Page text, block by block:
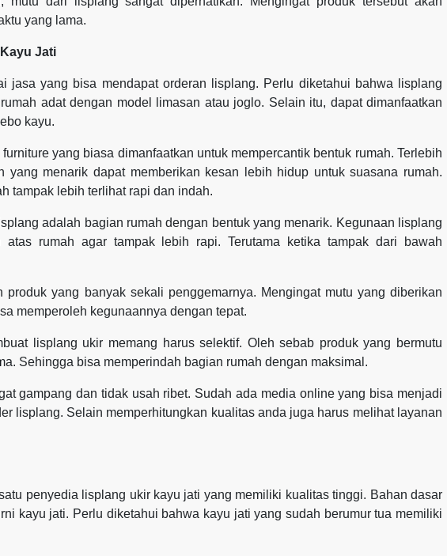
yang lama.
Jati
jasa yang bisa mendapat orderan lisplang. Perlu diketahui bahwa lisplang
adat dengan model limasan atau joglo. Selain itu, dapat dimanfaatkan
kayu.
yang biasa dimanfaatkan untuk mempercantik bentuk rumah. Terlebih
yang menarik dapat memberikan kesan lebih hidup untuk suasana rumah.
tampak lebih terlihat rapi dan indah.
adalah bagian rumah dengan bentuk yang menarik. Kegunaan lisplang
atas rumah agar tampak lebih rapi. Terutama ketika tampak dari bawah
produk yang banyak sekali penggemarnya. Mengingat mutu yang diberikan
memperoleh kegunaannya dengan tepat.
lisplang ukir memang harus selektif. Oleh sebab produk yang bermutu
Sehingga bisa memperindah bagian rumah dengan maksimal.
gampang dan tidak usah ribet. Sudah ada media online yang bisa menjadi
lisplang. Selain memperhitungkan kualitas anda juga harus melihat layanan
penyedia lisplang ukir kayu jati yang memiliki kualitas tinggi. Bahan dasar
kayu jati. Perlu diketahui bahwa kayu jati yang sudah berumur tua memiliki